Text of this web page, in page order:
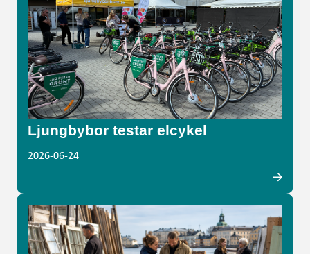
Ljungbybor testar elcykel
2026-06-24